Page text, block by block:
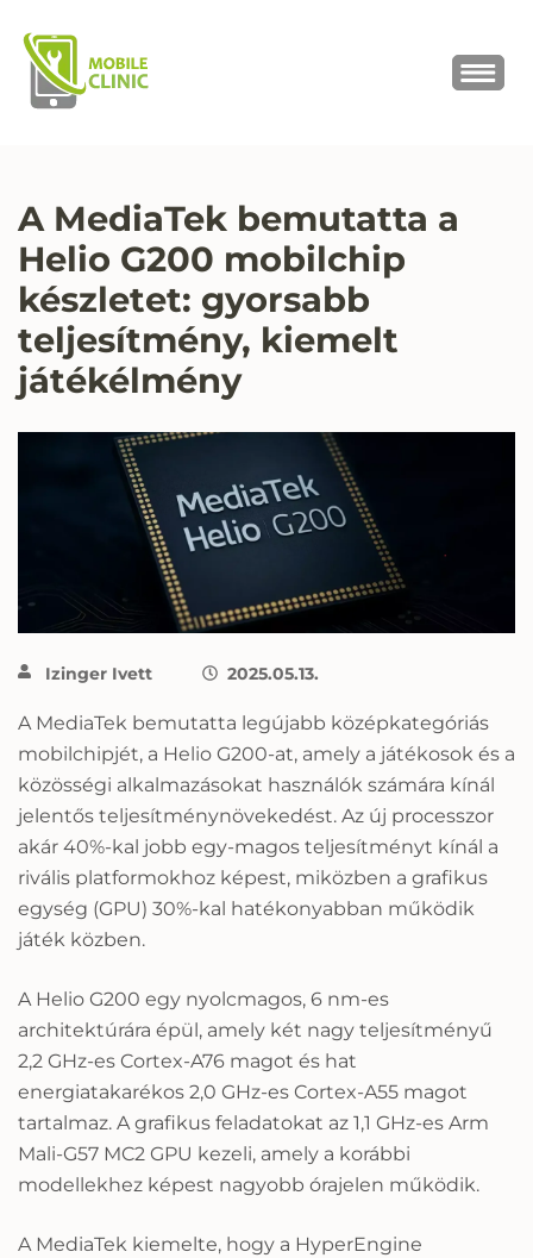
A MediaTek bemutatta a
Helio G200 mobilchip
készletet: gyorsabb
teljesítmény, kiemelt
játékélmény
Izinger Ivett 2025.05.13.
A MediaTek bemutatta legújabb középkategóriás
mobilchipjét, a Helio G200-at, amely a játékosok és a
közösségi alkalmazásokat használók számára kínál
jelentős teljesítménynövekedést. Az új processzor
akár 40%-kal jobb egy-magos teljesítményt kínál a
rivális platformokhoz képest, miközben a grafikus
egység (GPU) 30%-kal hatékonyabban működik
játék közben.
A Helio G200 egy nyolcmagos, 6 nm-es
architektúrára épül, amely két nagy teljesítményű
2,2 GHz-es Cortex-A76 magot és hat
energiatakarékos 2,0 GHz-es Cortex-A55 magot
tartalmaz. A grafikus feladatokat az 1,1 GHz-es Arm
Mali-G57 MC2 GPU kezeli, amely a korábbi
modellekhez képest nagyobb órajelen működik.
A MediaTek kiemelte, hogy a HyperEngine